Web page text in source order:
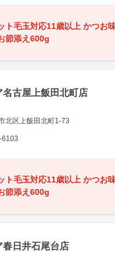
ト毛玉対応11歳以上 かつお
節添え600g
名古屋上飯田北町店
北区上飯田北町1-73
6103
ト毛玉対応11歳以上 かつお
節添え600g
春日井石尾台店